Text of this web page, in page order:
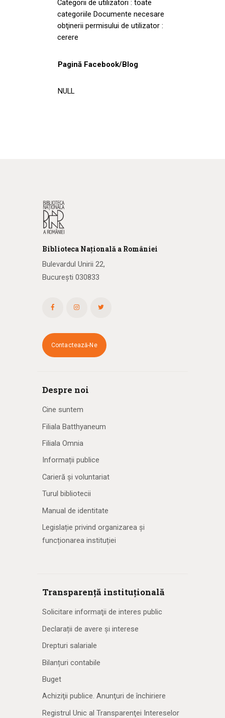
Categorii de utilizatori : toate
categoriile Documente necesare
obţinerii permisului de utilizator :
cerere
Pagină Facebook/Blog
NULL
Biblioteca Națională a României
Bulevardul Unirii 22,
București 030833
Contactează-Ne
Despre noi
Cine suntem
Filiala Batthyaneum
Filiala Omnia
Informații publice
Carieră și voluntariat
Turul bibliotecii
Manual de identitate
Legislație privind organizarea și
funcționarea instituției
Transparență instituțională
Solicitare informaţii de interes public
Declarații de avere și interese
Drepturi salariale
Bilanțuri contabile
Buget
Achiziţii publice. Anunţuri de închiriere
Registrul Unic al Transparenţei Intereselor